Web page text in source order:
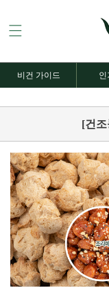
비건 가이드 인
[건조